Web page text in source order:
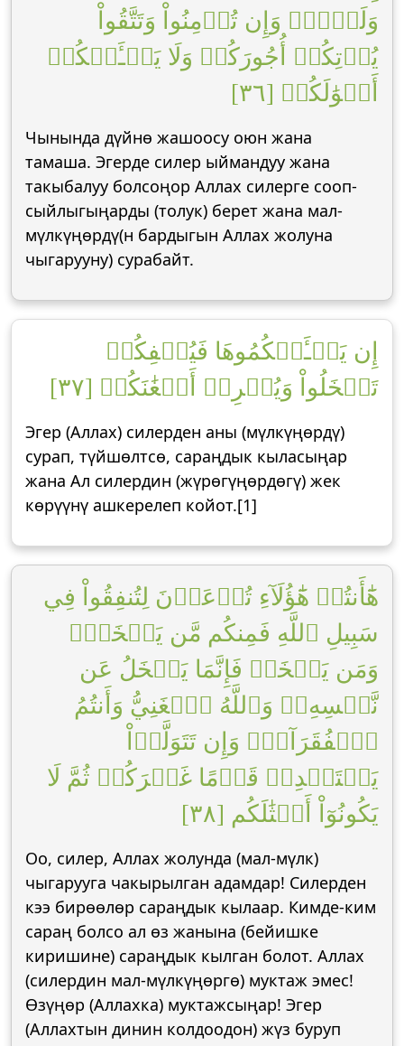
وَلَهۡوٞۚ وَإِن تُؤۡمِنُواْ وَتَتَّقُواْ
يُؤۡتِكُمۡ أُجُورَكُمۡ وَلَا يَسۡـَٔلۡكُمۡ
أَمۡوَٰلَكُمۡ [٣٦]
Чынында дүйнө жашоосу оюн жана
тамаша. Эгерде силер ыймандуу жана
такыбалуу болсоңор Аллах силерге сооп-
сыйлыгыңарды (толук) берет жана мал-
мүлкүңөрдү(н бардыгын Аллах жолуна
чыгарууну) сурабайт.
إِن يَسۡـَٔلۡكُمُوهَا فَيُحۡفِكُمۡ
تَبۡخَلُواْ وَيُخۡرِجۡ أَضۡغَٰنَكُمۡ [٣٧]
Эгер (Аллах) силерден аны (мүлкүңөрдү)
сурап, түйшөлтсө, сараңдык кыласыңар
жана Ал силердин (жүрөгүңөрдөгү) жек
көрүүнү ашкерелеп койот.[1]
هَٰٓأَنتُمۡ هَٰٓؤُلَآءِ تُدۡعَوۡنَ لِتُنفِقُواْ فِي
سَبِيلِ ٱللَّهِ فَمِنكُم مَّن يَبۡخَلُۖ
وَمَن يَبۡخَلۡ فَإِنَّمَا يَبۡخَلُ عَن
نَّفۡسِهِۦۚ وَٱللَّهُ ٱلۡغَنِيُّ وَأَنتُمُ
ٱلۡفُقَرَآءُۚ وَإِن تَتَوَلَّوۡاْ
يَسۡتَبۡدِلۡ قَوۡمًا غَيۡرَكُمۡ ثُمَّ لَا
يَكُونُوٓاْ أَمۡثَٰلَكُم [٣٨]
Оо, силер, Аллах жолунда (мал-мүлк)
чыгарууга чакырылган адамдар! Силерден
кээ бирөөлөр сараңдык кылаар. Кимде-ким
сараң болсо ал өз жанына (бейишке
киришине) сараңдык кылган болот. Аллах
(силердин мал-мүлкүңөргө) муктаж эмес!
Өзүңөр (Аллахка) муктажсыңар! Эгер
(Аллахтын динин колдоодон) жүз буруп